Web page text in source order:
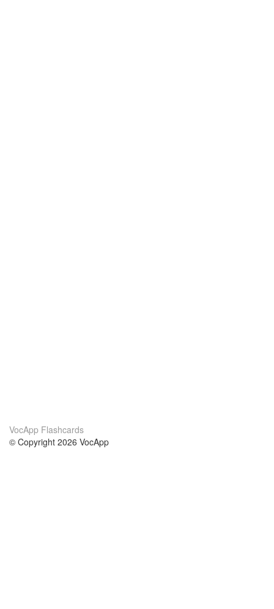
VocApp Flashcards
© Copyright 2026 VocApp